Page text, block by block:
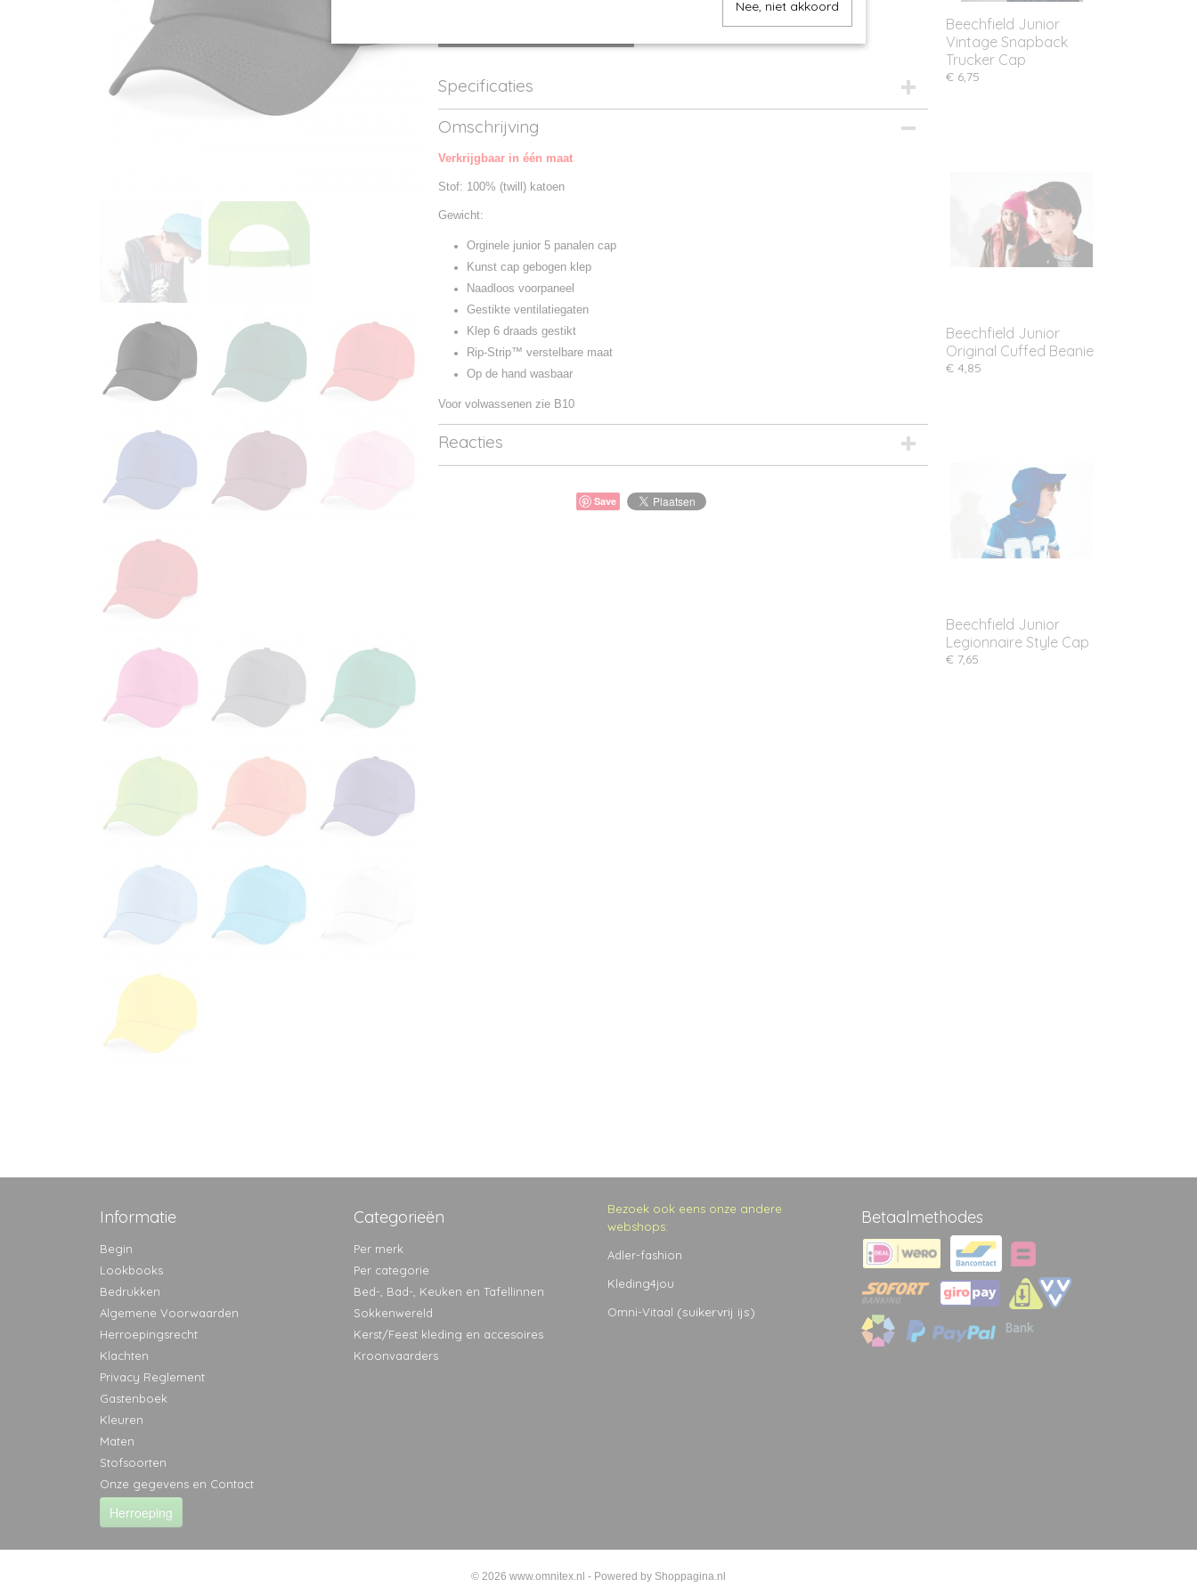
Specificaties
Productcode
Productcode leverancier
Omschrijving
Verkrijgbaar in één maat
Stof: 100% (twill) katoen
Gewicht:
Orginele junior 5 panalen cap
Kunst cap gebogen klep
Naadloos voorpaneel
Gestikte ventilatiegaten
Klep 6 draads gestikt
Rip-Strip™ verstelbare maat
Op de hand wasbaar
Voor volwassenen zie B10
Reacties
Save
Beechfield Junior
Vintage Snapback
Trucker Cap
€ 6,75
Beechfield Junior
Original Cuffed Beanie
€ 4,85
Beechfield Junior
Legionnaire Style Cap
€ 7,65
Informatie
Begin
Lookbooks
Bedrukken
Algemene Voorwaarden
Herroepingsrecht
Klachten
Privacy Reglement
Gastenboek
Kleuren
Maten
Stofsoorten
Onze gegevens en Contact
Herroeping
Categorieën
Per merk
Per categorie
Bed-, Bad-, Keuken en Tafellinnen
Sokkenwereld
Kerst/Feest kleding en accesoires
Kroonvaarders
Bezoek ook eens onze andere
webshops:
Adler-fashion
Kleding4jou
Omni-Vitaal (suikervrij ijs)
Betaalmethodes
© 2026 www.omnitex.nl - Powered by Shoppagina.nl
Nee, niet akkoord